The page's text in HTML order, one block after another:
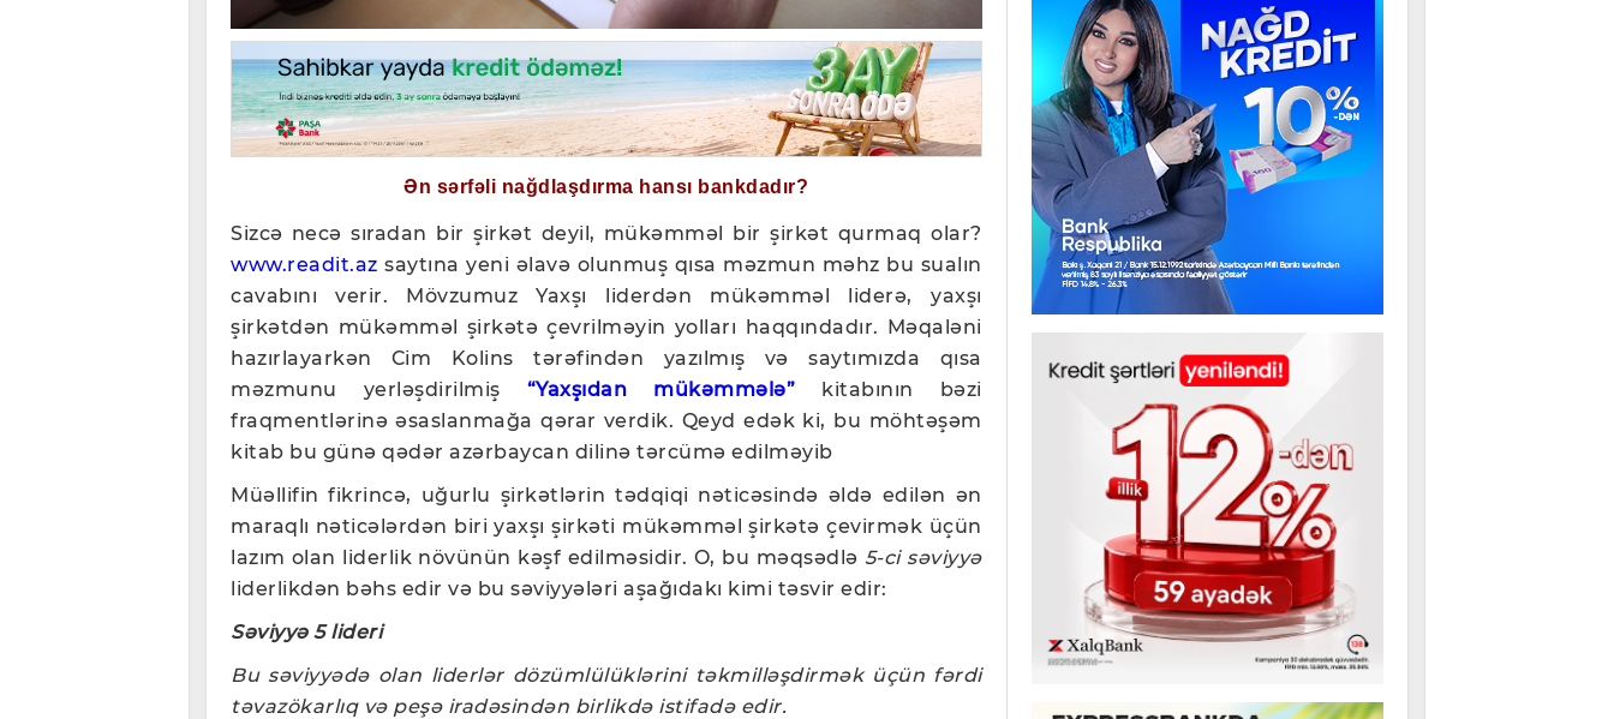
Ən sərfəli nağdlaşdırma hansı bankdadır?
Sizcə necə sıradan bir şirkət deyil, mükəmməl bir şirkət qurmaq olar?
www.readit.az saytına yeni əlavə olunmuş qısa məzmun məhz bu sualın
cavabını verir. Mövzumuz Yaxşı liderdən mükəmməl liderə, yaxşı
şirkətdən mükəmməl şirkətə çevrilməyin yolları haqqındadır. Məqaləni
hazırlayarkən Cim Kolins tərəfindən yazılmış və saytımızda qısa
məzmunu yerləşdirilmiş “Yaxşıdan mükəmmələ” kitabının bəzi
fraqmentlərinə əsaslanmağa qərar verdik. Qeyd edək ki, bu möhtəşəm
kitab bu günə qədər azərbaycan dilinə tərcümə edilməyib
Müəllifin fikrincə, uğurlu şirkətlərin tədqiqi nəticəsində əldə edilən ən
maraqlı nəticələrdən biri yaxşı şirkəti mükəmməl şirkətə çevirmək üçün
lazım olan liderlik növünün kəşf edilməsidir. O, bu məqsədlə 5-ci səviyyə
liderlikdən bəhs edir və bu səviyyələri aşağıdakı kimi təsvir edir:
Səviyyə 5 lideri
Bu səviyyədə olan liderlər dözümlülüklərini təkmilləşdirmək üçün fərdi
təvazökarlıq və peşə iradəsindən birlikdə istifadə edir.